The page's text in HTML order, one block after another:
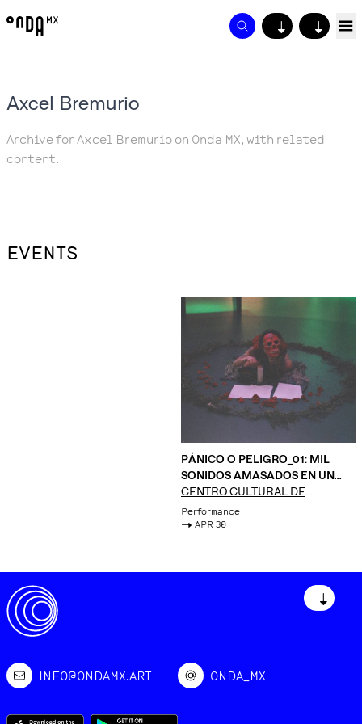
↓ ↓
Axcel Bremurio
Archive for Axcel Bremurio on Onda MX, with related
content.
EVENTS
PÁNICO O PELIGRO_01: MIL
SONIDOS AMASADOS EN UN
SOLO RUMOR
CENTRO CULTURAL DE
ESPAÑA EN MÉXICO
Performance
-> APR 30
↓
INFO@ONDAMX.ART ONDA_MX